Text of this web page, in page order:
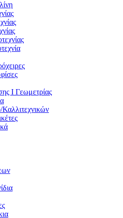
Ι Γεωμετρίας
Καλλιτεχνικών